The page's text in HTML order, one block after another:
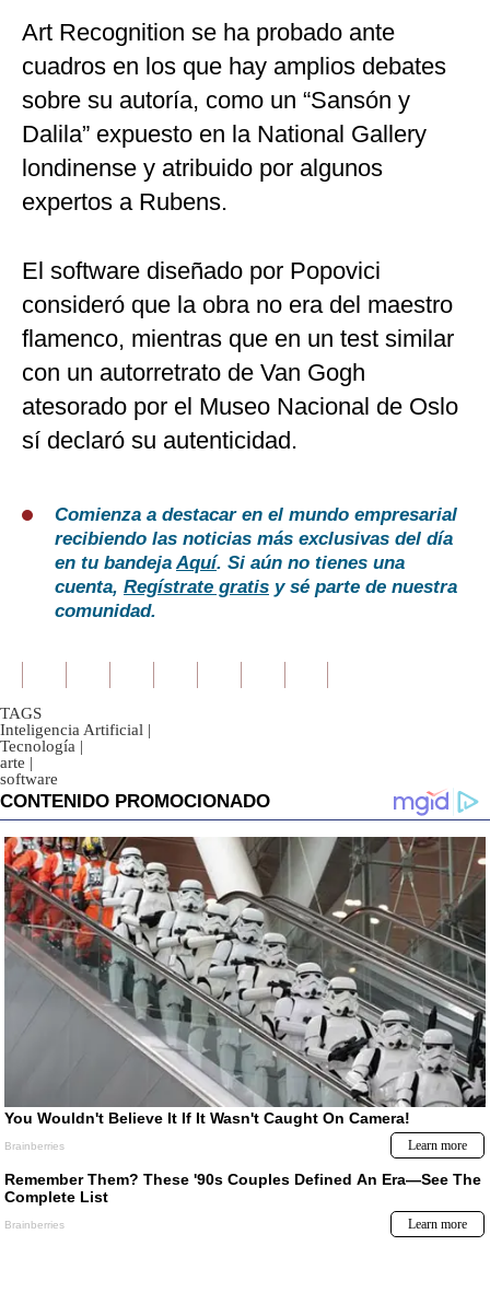
Art Recognition se ha probado ante
cuadros en los que hay amplios debates
sobre su autoría, como un “Sansón y
Dalila” expuesto en la National Gallery
londinense y atribuido por algunos
expertos a Rubens.
El software diseñado por Popovici
consideró que la obra no era del maestro
flamenco, mientras que en un test similar
con un autorretrato de Van Gogh
atesorado por el Museo Nacional de Oslo
sí declaró su autenticidad.
Comienza a destacar en el mundo empresarial
recibiendo las noticias más exclusivas del día
en tu bandejaAquí. Si aún no tienes una
cuenta, Regístrate gratis y sé parte de nuestra
comunidad.
TAGS
Inteligencia Artificial |
Tecnología |
arte |
software